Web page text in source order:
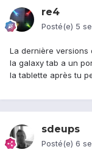
re4
Posté(e) 5
La dernière versions
la galaxy tab a un
la tablette après tu
sdeups
Posté(e) 6